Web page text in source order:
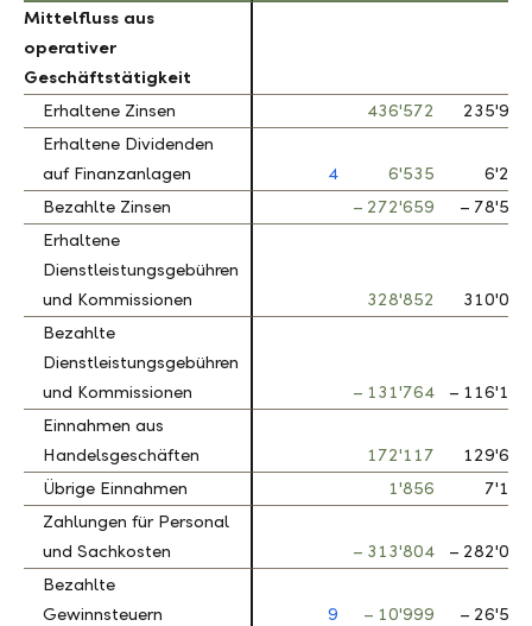
Mittelfluss aus
operativer
Geschäftstätigkeit
Erhaltene Zinsen
436'572
235'920
Erhaltene Dividenden
auf Finanzanlagen
4 6'535
6'259
Bezahlte Zinsen
– 272'659
– 78'515
Erhaltene
Dienstleistungsgebühren
und Kommissionen
328'852
310'040
Bezahlte
Dienstleistungsgebühren
und Kommissionen
– 131'764
– 116'182
Einnahmen aus
Handelsgeschäften
172'117
129'634
Übrige Einnahmen
1'856
7'156
Zahlungen für Personal
und Sachkosten
– 313'804
– 282'000
Bezahlte
Gewinnsteuern
9 – 10'999
– 26'530
Mittelfluss aus
operativer
Geschäftstätigkeit
Erhaltene Zinsen
Erhaltene Dividenden
auf Finanzanlagen
Bezahlte Zinsen
Erhaltene
Dienstleistungsgebühren
und Kommissionen
Bezahlte
Dienstleistungsgebühren
und Kommissionen
Einnahmen aus
Handelsgeschäften
Übrige Einnahmen
Zahlungen für Personal
und Sachkosten
Bezahlte
Gewinnsteuern